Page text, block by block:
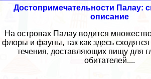
Достопримечательности Палау:
описание
На островах Палау водится
флоры и фауны, так как здесь сходятся
течения, доставляющих пищу для
обитателей....